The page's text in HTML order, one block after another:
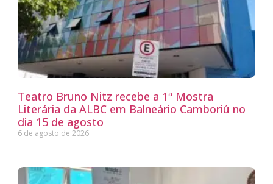
Teatro Bruno Nitz recebe a 1ª Mostra
Literária da ALBC em Balneário Camboriú no
dia 15 de agosto
6 de agosto de 2026